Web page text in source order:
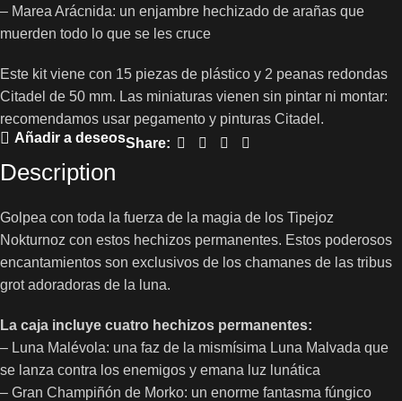
– Marea Arácnida: un enjambre hechizado de arañas que
muerden todo lo que se les cruce
Este kit viene con 15 piezas de plástico y 2 peanas redondas
Citadel de 50 mm. Las miniaturas vienen sin pintar ni montar:
recomendamos usar pegamento y pinturas Citadel.
Añadir a deseosShare:
Description
Golpea con toda la fuerza de la magia de los Tipejoz
Nokturnoz con estos hechizos permanentes. Estos poderosos
encantamientos son exclusivos de los chamanes de las tribus
grot adoradoras de la luna.
La caja incluye cuatro hechizos permanentes:
– Luna Malévola: una faz de la mismísima Luna Malvada que
se lanza contra los enemigos y emana luz lunática
– Gran Champiñón de Morko: un enorme fantasma fúngico